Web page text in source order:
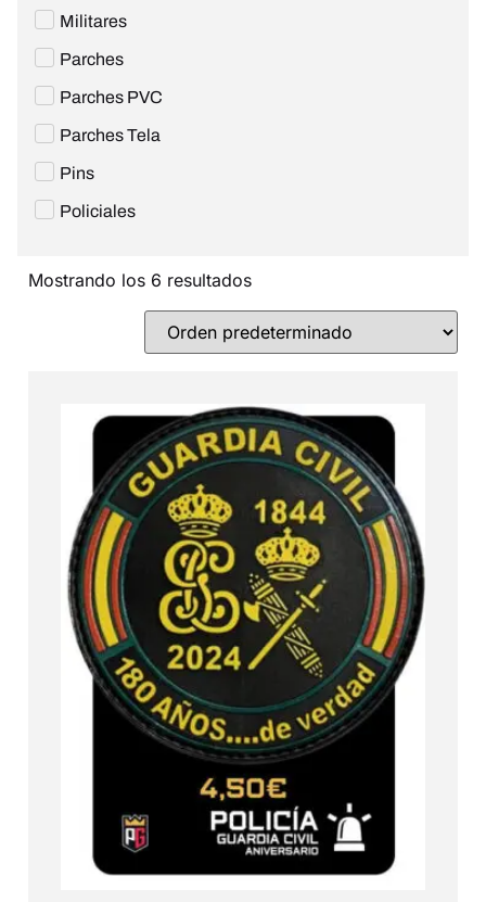
Militares
Parches
Parches PVC
Parches Tela
Pins
Policiales
Mostrando los 6 resultados